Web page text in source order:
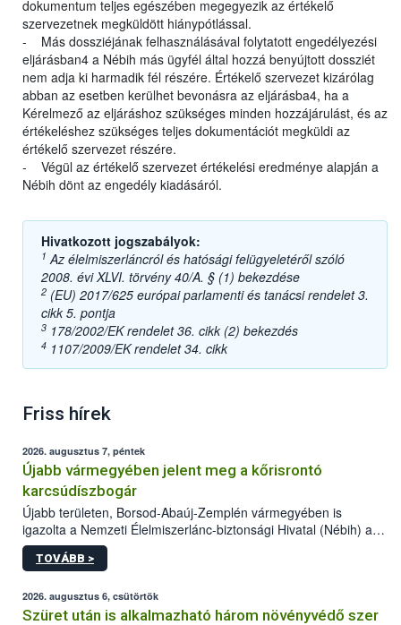
dokumentum teljes egészében megegyezik az értékelő
szervezetnek megküldött hiánypótlással.
- Más dossziéjának felhasználásával folytatott engedélyezési
eljárásban4 a Nébih más ügyfél által hozzá benyújtott dossziét
nem adja ki harmadik fél részére. Értékelő szervezet kizárólag
abban az esetben kerülhet bevonásra az eljárásba4, ha a
Kérelmező az eljáráshoz szükséges minden hozzájárulást, és az
értékeléshez szükséges teljes dokumentációt megküldi az
értékelő szervezet részére.
- Végül az értékelő szervezet értékelési eredménye alapján a
Nébih dönt az engedély kiadásáról.
Hivatkozott jogszabályok:
1 Az élelmiszerláncról és hatósági felügyeletéről szóló
2008. évi XLVI. törvény 40/A. § (1) bekezdése
2 (EU) 2017/625 európai parlamenti és tanácsi rendelet 3.
cikk 5. pontja
3 178/2002/EK rendelet 36. cikk (2) bekezdés
4 1107/2009/EK rendelet 34. cikk
Friss hírek
2026. augusztus 7, péntek
Újabb vármegyében jelent meg a kőrisrontó
karcsúdíszbogár
Újabb területen, Borsod-Abaúj-Zemplén vármegyében is
igazolta a Nemzeti Élelmiszerlánc-biztonsági Hivatal (Nébih) a
kőrisrontó karcsúdíszbogár (Agrilus planipennis) jelenlétét. A
kártevőt nem csak színcsapdában találták meg, de már fertőzött
az intenzív felderítést, emellett az intézkedéseket a szlovák
hatósággal is összehangolják a terjedés megállítása érdekében.
TOVÁBB >
2026. augusztus 6, csütörtök
Szüret után is alkalmazható három növényvédő szer